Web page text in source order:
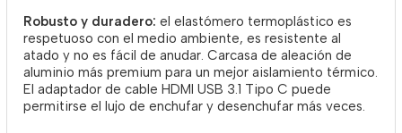
Robusto y duradero: el elastómero termoplástico es
respetuoso con el medio ambiente, es resistente al
atado y no es fácil de anudar. Carcasa de aleación de
aluminio más premium para un mejor aislamiento térmico.
El adaptador de cable HDMI USB 3.1 Tipo C puede
permitirse el lujo de enchufar y desenchufar más veces.